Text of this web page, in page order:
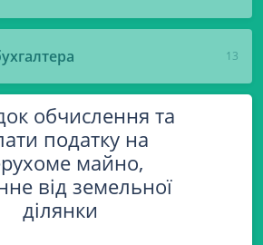
13
обчислення та
податку на
майно,
від земельної
ділянки